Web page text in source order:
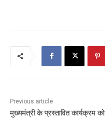
Previous article
मुख्यमंत्री के प्रस्तावित कार्यक्रम को